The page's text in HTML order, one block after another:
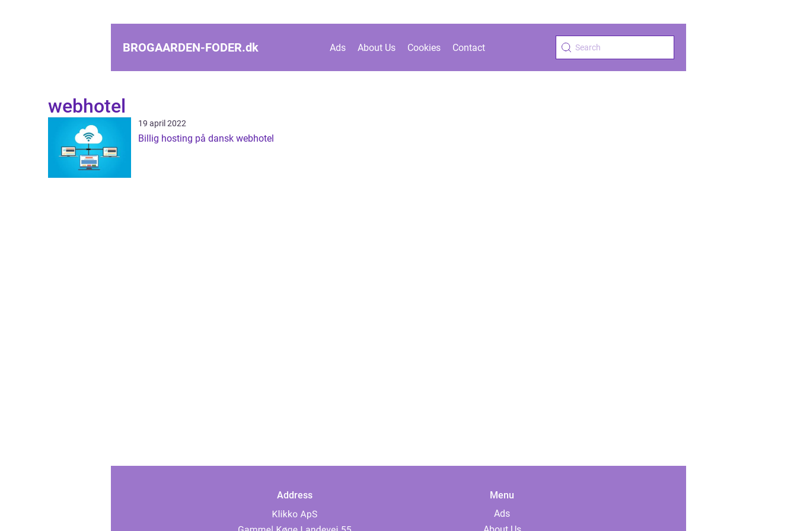
BROGAARDEN-FODER.dk Ads About Us Cookies Contact
webhotel
19 april 2022
Billig hosting på dansk webhotel
Address
Menu
Ads